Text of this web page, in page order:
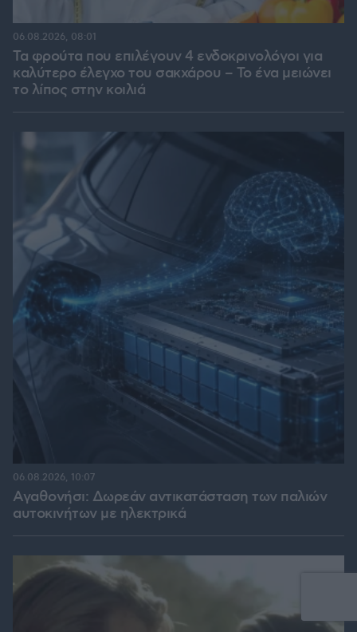
Τα φρούτα που επιλέγουν 4 ενδοκρινολόγοι για
καλύτερο έλεγχο του σακχάρου – Το ένα μειώνει
το λίπος στην κοιλιά
06.08.2026, 08:01
Αγαθονήσι: Δωρεάν αντικατάσταση των παλιών
αυτοκινήτων με ηλεκτρικά
06.08.2026, 10:07